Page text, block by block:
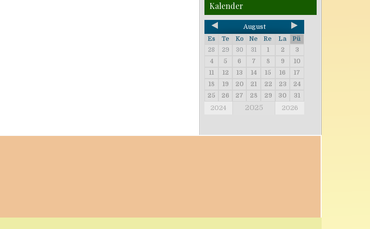
Kalender
August
Es Te Ko Ne Re La
Pü
28
29 30 31 1 2
3
4
5 6 7 8 9
10
11
12 13 14 15 16
17
18
19 20 21 22 23
24
25
26 27 28 29 30 31
2024 2025 2026